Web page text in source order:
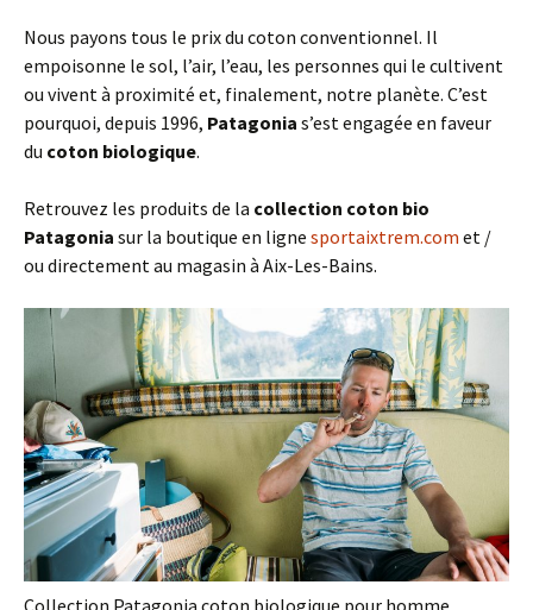
Nous payons tous le prix du coton conventionnel. Il
empoisonne le sol, l’air, l’eau, les personnes qui le cultivent
ou vivent à proximité et, finalement, notre planète. C’est
pourquoi, depuis 1996, Patagonia s’est engagée en faveur
du coton biologique.
Retrouvez les produits de la collection coton bio
Patagonia sur la boutique en ligne sportaixtrem.com et /
ou directement au magasin à Aix-Les-Bains.
Collection Patagonia coton biologique pour homme